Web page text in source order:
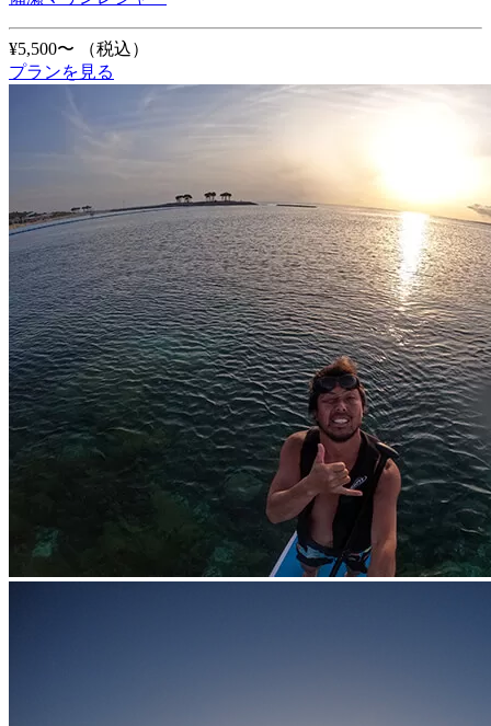
¥5,500〜
（税込）
プランを見る